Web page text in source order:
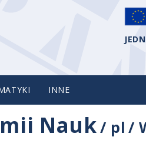
INNE
Nauk/ pl /